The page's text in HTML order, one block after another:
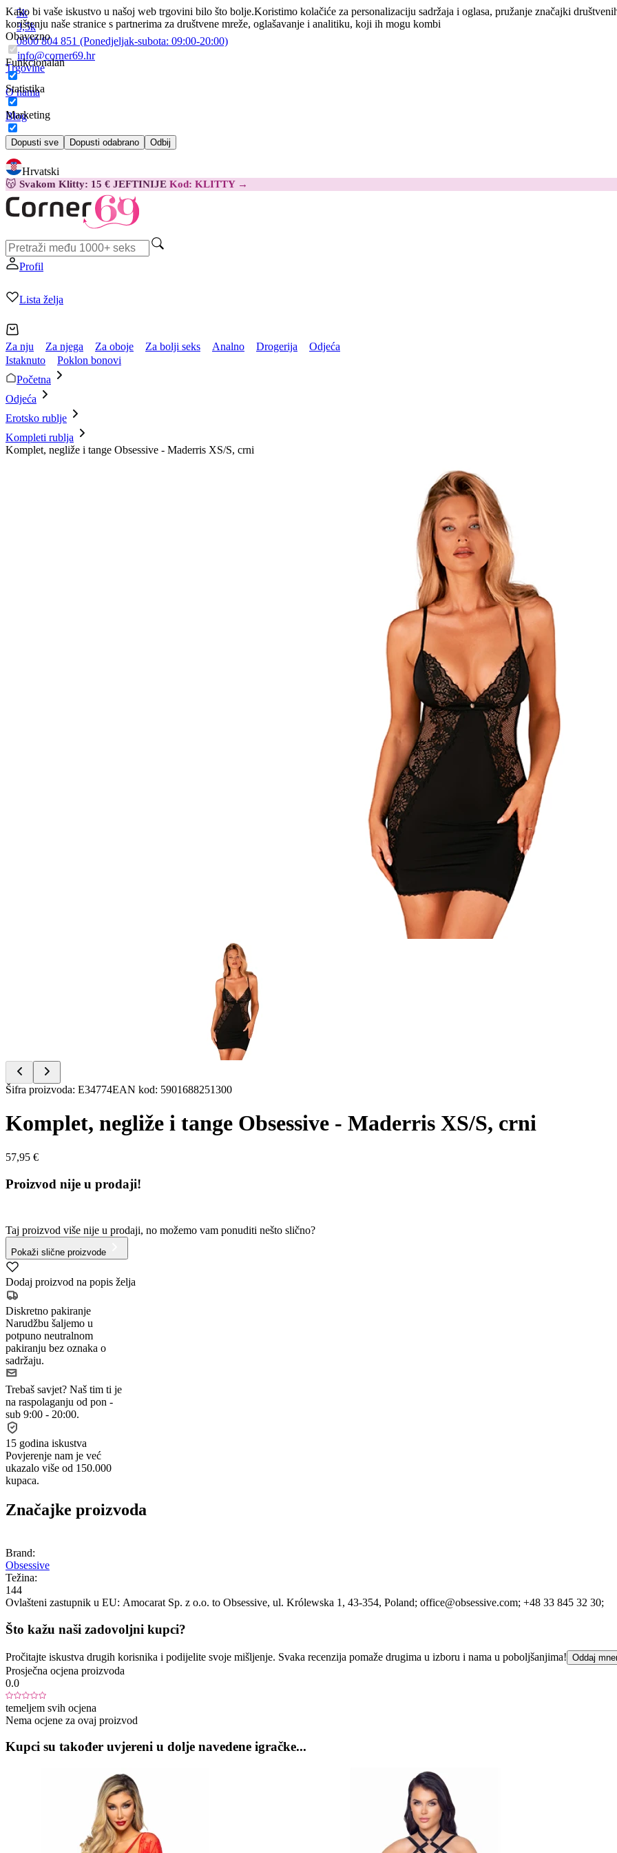
Kako bi vaše iskustvo u našoj web trgovini bilo što bolje.Koristimo kolačiće za personalizaciju sadržaja i oglasa, pružanje značajki
korištenju naše stranice s partnerima za društvene mreže, oglašavanje i analitiku, koji ih mogu kombi
Obavezno
Funkcionalan
Statistika
Marketing
Dopusti sve Dopusti odabrano Odbij
5k
3,5k
0800 804 851 (Ponedjeljak-subota: 09:00-20:00)
info@corner69.hr
Trgovine
O nama
Blog
Kontakt
Hrvatski
😽 Svakom Klitty: 15 € JEFTINIJE Kod: KLITTY →
Profil
Lista želja
Za nju Za njega Za oboje Za bolji seks Analno Drogerija
Odjeća
Istaknuto
Poklon bonovi
Početna
Odjeća
Erotsko rublje
Kompleti rublja
Komplet, negliže i tange Obsessive - Maderris XS/S, crni
Item
of
Šifra proizvoda: E34774EAN kod: 5901688251300
Komplet, negliže i tange Obsessive - Maderris XS/S, crni
57,95 €
Proizvod nije u prodaji!
Taj proizvod više nije u prodaji, no možemo vam ponuditi nešto slično?
Pokaži slične proizvode
Dodaj proizvod na popis želja
Diskretno pakiranje
Narudžbu šaljemo u
potpuno neutralnom
pakiranju bez oznaka o
sadržaju.
Trebaš savjet? Naš tim ti je
na raspolaganju od pon -
sub 9:00 - 20:00.
15 godina iskustva
Povjerenje nam je već
ukazalo više od 150.000
kupaca.
Značajke proizvoda
Brand:
Obsessive
Težina:
144
Ovlašteni zastupnik u EU: Amocarat Sp. z o.o. to Obsessive, ul. Królewska 1 , 43-354, Poland; office@obsessive.com; +48 33 845 32 30;
Što kažu naši zadovoljni kupci?
Pročitajte iskustva drugih korisnika i podijelite svoje mišljenje. Svaka recenzija pomaže drugima u izboru i nama u poboljšanjima! Oddaj
Prosječna ocjena proizvoda
0.0
temeljem svih ocjena
Nema ocjene za ovaj proizvod
Kupci su također uvjereni u dolje navedene igračke...